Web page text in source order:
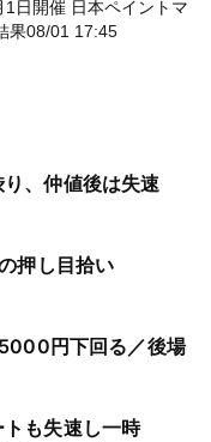
日開催 日本ペイントマ
果08/01 17:45
、仲値後は失速
押し目拾い
円下回る／後場
も失速し一時